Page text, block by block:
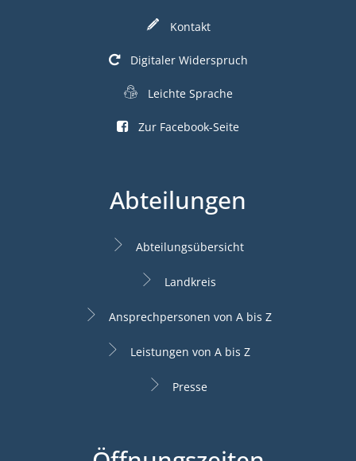
Kontakt
Digitaler Widerspruch
Leichte Sprache
Zur Facebook-Seite
Abteilungen
Abteilungsübersicht
Landkreis
Ansprechpersonen von A bis Z
Leistungen von A bis Z
Presse